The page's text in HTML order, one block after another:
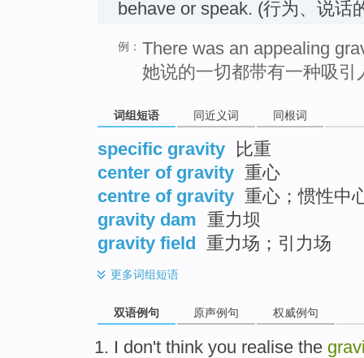
behave or speak. (行为、说话
例： There was an appealing
她说的一切都带有一种吸引
词组短语 同近义词 同根词
specific gravity
比重
center of gravity 重心
centre of gravity 重心；惯性中
gravity dam 重力坝
gravity field 重力场；引力场
更多词组短语
双语例句 原声例句 权威例句
I don't think you realise the